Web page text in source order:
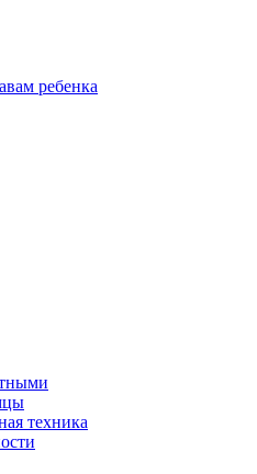
ребенка
техника